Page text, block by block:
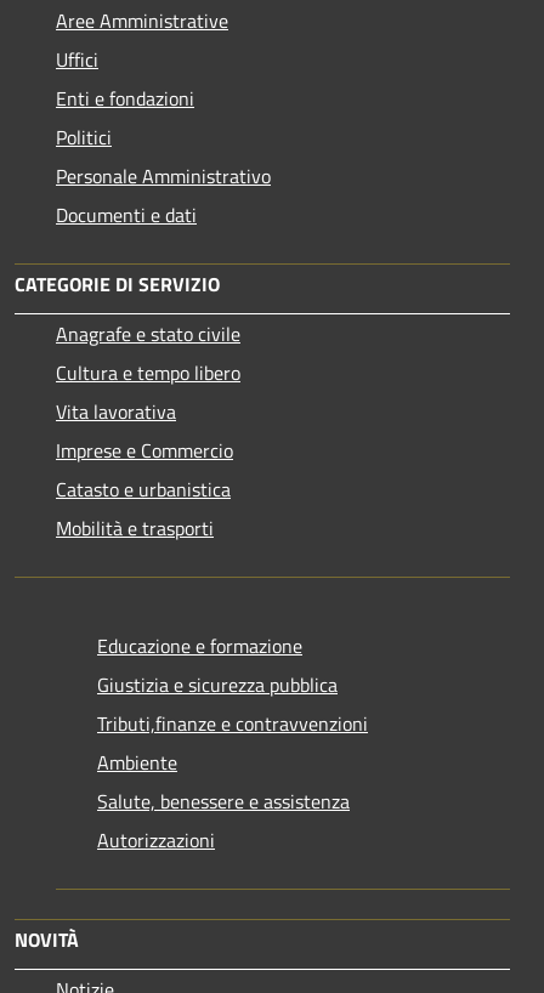
Aree Amministrative
Uffici
Enti e fondazioni
Politici
Personale Amministrativo
Documenti e dati
CATEGORIE DI SERVIZIO
Anagrafe e stato civile
Cultura e tempo libero
Vita lavorativa
Imprese e Commercio
Catasto e urbanistica
Mobilità e trasporti
Educazione e formazione
Giustizia e sicurezza pubblica
Tributi,finanze e contravvenzioni
Ambiente
Salute, benessere e assistenza
Autorizzazioni
NOVITÀ